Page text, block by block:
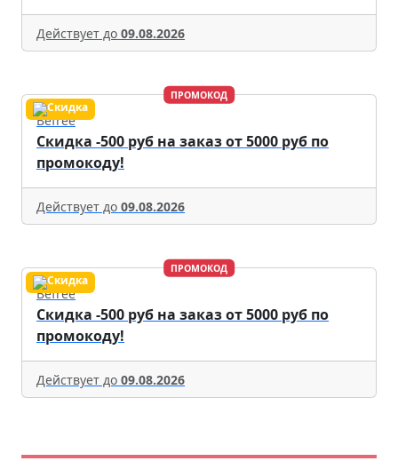
Действует до 09.08.2026
ПРОМОКОД
Befree
Скидка -500 руб на заказ от 5000 руб по
промокоду!
Действует до 09.08.2026
ПРОМОКОД
Befree
Скидка -500 руб на заказ от 5000 руб по
промокоду!
Действует до 09.08.2026